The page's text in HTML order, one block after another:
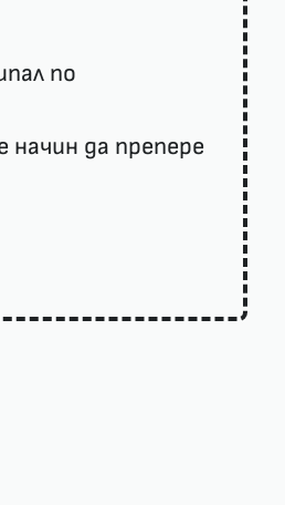
по
да препере